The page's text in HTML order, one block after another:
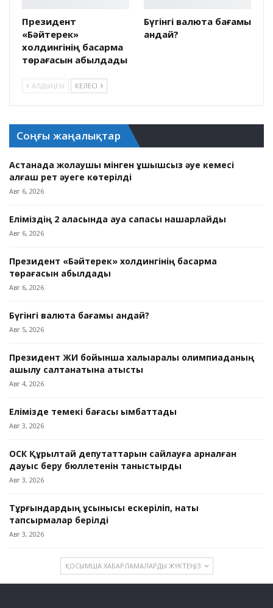
Президент
«Бәйтерек»
холдингінің басқарма
төрағасын қабылдады
Бүгінгі валюта бағамы
қандай?
АЛДЫҢҒЫ КЕЛЕСІ
Соңғы жаңалықтар
Астанада жолаушы мінген ұшқышсыз әуе кемесі
алғаш рет әуеге көтерілді
Авг 6, 2026
Еліміздің 2 қаласында ауа сапасы нашарлайды
Авг 6, 2026
Президент «Бәйтерек» холдингінің басқарма
төрағасын қабылдады
Авг 6, 2026
Бүгінгі валюта бағамы қандай?
Авг 5, 2026
Президент ЖИ бойынша халықаралық олимпиаданың
ашылу салтанатына қатысты
Авг 4, 2026
Елімізде темекі бағасы қымбаттады
Авг 3, 2026
ОСК Құрылтай депутаттарын сайлауға арналған
дауыс беру бюллетенін таныстырды
Авг 3, 2026
Тұрғындардың ұсынысы ескеріліп, нақты
тапсырмалар берілді
Авг 3, 2026
ҚОСЫМША ХАБАРЛАМАЛАРДЫ ЖҮКТЕҢІЗ